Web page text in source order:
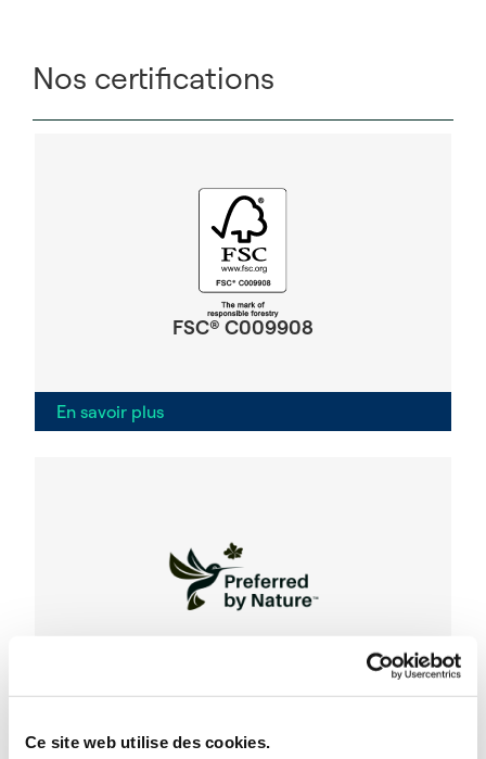
Ce site web utilise des cookies.
Nos certifications
FSC® C009908
En savoir plus
En savoir plus